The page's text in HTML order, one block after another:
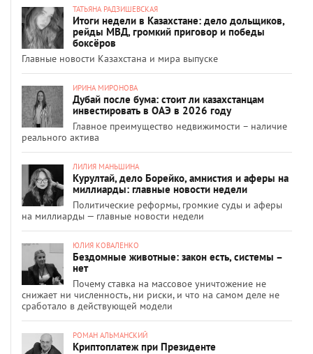
ТАТЬЯНА РАДЗИШЕВСКАЯ
Итоги недели в Казахстане: дело дольщиков,
рейды МВД, громкий приговор и победы
боксёров
Главные новости Казахстана и мира выпуске
ИРИНА МИРОНОВА
Дубай после бума: стоит ли казахстанцам
инвестировать в ОАЭ в 2026 году
Главное преимущество недвижимости – наличие
реального актива
ЛИЛИЯ МАНЬШИНА
Курултай, дело Борейко, амнистия и аферы на
миллиарды: главные новости недели
Политические реформы, громкие суды и аферы
на миллиарды — главные новости недели
ЮЛИЯ КОВАЛЕНКО
Бездомные животные: закон есть, системы –
нет
Почему ставка на массовое уничтожение не
снижает ни численность, ни риски, и что на самом деле не
сработало в действующей модели
РОМАН АЛЬМАНСКИЙ
Криптоплатеж при Президенте